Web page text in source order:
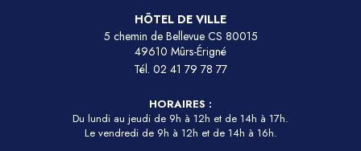
HÔTEL DE VILLE
5 chemin de Bellevue CS 80015
49610 Mûrs-Érigné
Tél. 02 41 79 78 77
HORAIRES :
Du lundi au jeudi de 9h à 12h et de 14h à 17h.
Le vendredi de 9h à 12h et de 14h à 16h.